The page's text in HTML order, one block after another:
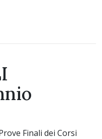
Finali dei Corsi